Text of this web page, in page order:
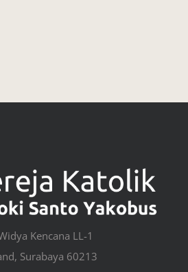
Kencana LL-1
Surabaya 60213